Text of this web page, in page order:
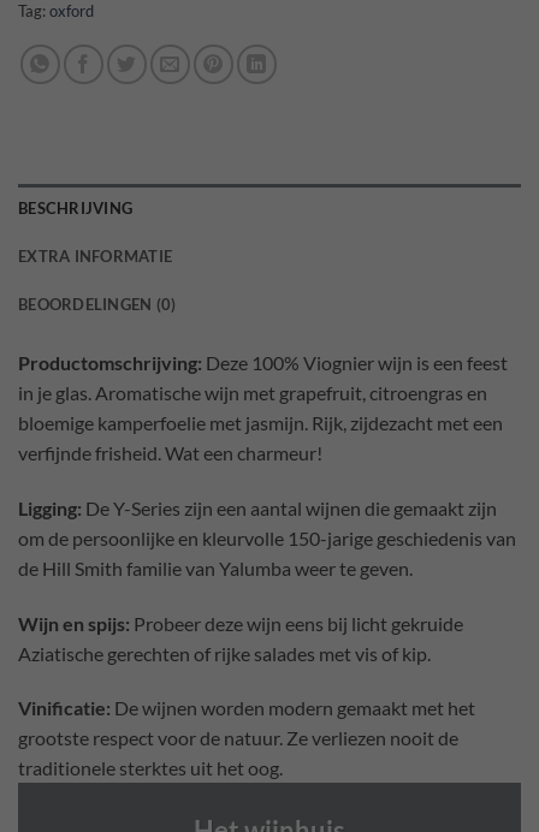
Tag: oxford
BESCHRIJVING
EXTRA INFORMATIE
BEOORDELINGEN (0)
Productomschrijving: Deze 100% Viognier wijn is een feest
in je glas. Aromatische wijn met grapefruit, citroengras en
bloemige kamperfoelie met jasmijn. Rijk, zijdezacht met een
verfijnde frisheid. Wat een charmeur!
Ligging: De Y-Series zijn een aantal wijnen die gemaakt zijn
om de persoonlijke en kleurvolle 150-jarige geschiedenis van
de Hill Smith familie van Yalumba weer te geven.
Wijn en spijs: Probeer deze wijn eens bij licht gekruide
Aziatische gerechten of rijke salades met vis of kip.
Vinificatie: De wijnen worden modern gemaakt met het
grootste respect voor de natuur. Ze verliezen nooit de
traditionele sterktes uit het oog.